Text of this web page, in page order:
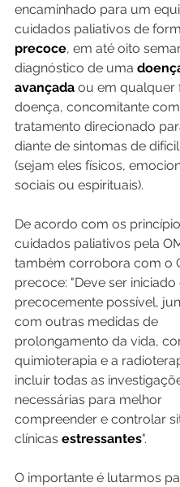
encaminhado para um
cuidados paliativos de
precoce, em até oito
diagnóstico de uma
avançada ou em qualquer
doença, concomitante
tratamento direcionado
diante de sintomas de
(sejam eles físicos,
sociais ou espirituais).
De acordo com os
cuidados paliativos pela
também corrobora com o
precoce: "Deve ser iniciado
precocemente possível,
com outras medidas de
prolongamento da vida,
quimioterapia e a
incluir todas as
necessárias para melhor
compreender e controlar
clínicas estressantes".
O importante é lutarmos